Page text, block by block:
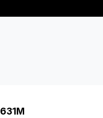
631M